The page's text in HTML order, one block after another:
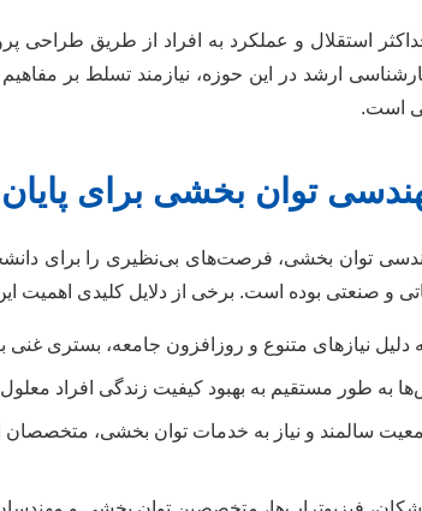
استقلال و عملکرد به افراد از طریق طراحی
ارشد در این حوزه، نیازمند تسلط بر
است.
توان بخشی برای
توان بخشی، فرصت‌های بی‌نظیری را برای
و صنعتی بوده است. برخی از دلایل کلیدی اهمیت این
دلیل نیازهای متنوع و روزافزون جامعه، بستری
به طور مستقیم به بهبود کیفیت زندگی افراد
سالمند و نیاز به خدمات توان بخشی، متخصصان